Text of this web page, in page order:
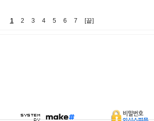
1 2 3 4 5 6 7 [끝]